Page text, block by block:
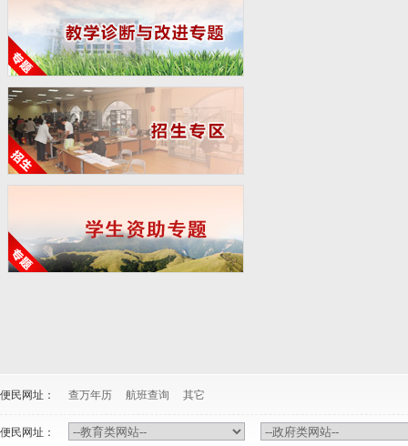
便民网址： 查万年历 航班查询 其它
便民网址：